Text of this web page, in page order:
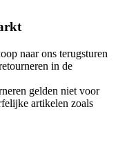
naar ons terugsturen
in de
gelden niet voor
artikelen zoals